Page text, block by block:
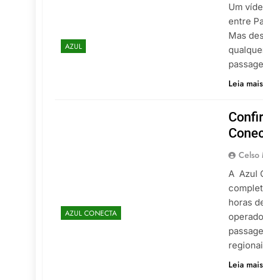
AZUL
Um
entre
Mas
Leia
AZUL CONECTA
Celso
A Azul
horas
Leia